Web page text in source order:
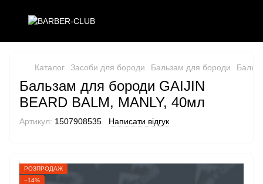
Каталог Засоби для бороди Бальзам для бороди
Бальзам для бороди GAIJIN
BEARD BALM, MANLY, 40мл
Артикул: 1507908535 Написати відгук
РОЗПРОДАЖ
−14%